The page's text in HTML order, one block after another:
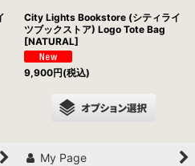
City Lights Bookstore (シティライ
ツブックストア) Logo Tote Bag
[NATURAL]
9,900円(税込)
My Page